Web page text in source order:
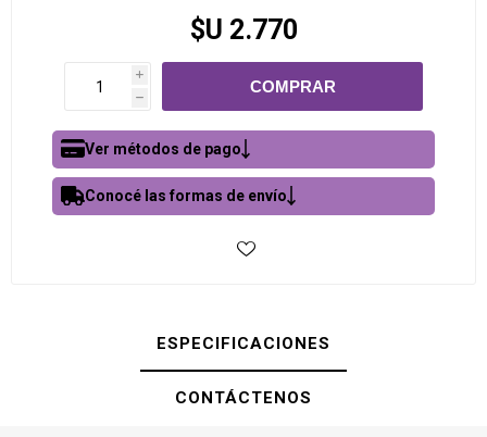
$U 2.770
i
h
Ver métodos de pago
Conocé las formas de envío
ESPECIFICACIONES
CONTÁCTENOS